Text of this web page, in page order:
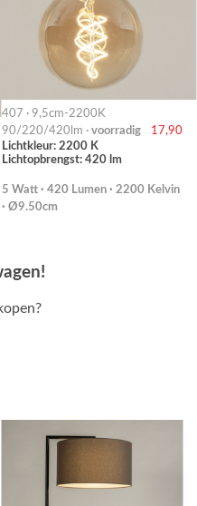
407 · 9,5cm-2200K
90/220/420lm · voorradig
17,90
Lichtkleur: 2200 K
Lichtopbrengst: 420 lm
5 Watt · 420 Lumen · 2200 Kelvin
· Ø9.50cm